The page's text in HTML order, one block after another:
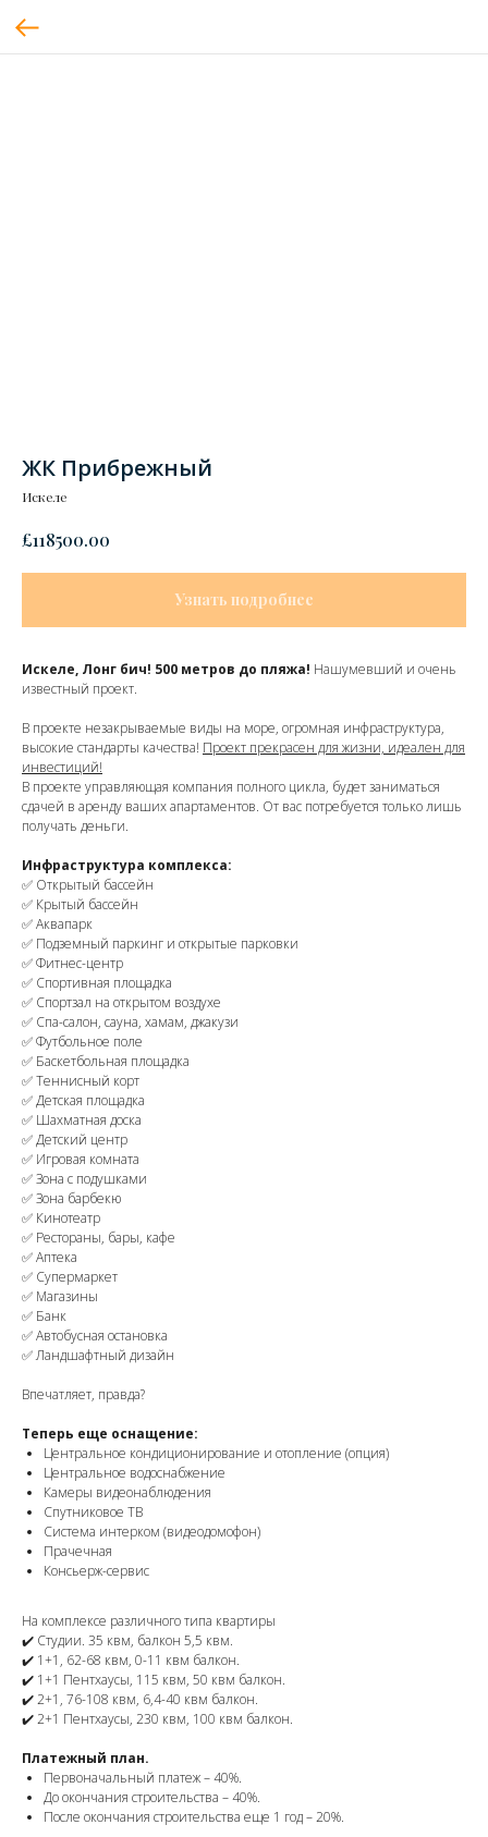
ЖК Прибрежный
Искеле
£118500.00
Узнать подробнее
Искеле, Лонг бич! 500 метров до пляжа! Нашумевший и очень
известный проект.
В проекте незакрываемые виды на море, огромная инфраструктура,
высокие стандарты качества! Проект прекрасен для жизни, идеален для
инвестиций!
В проекте управляющая компания полного цикла, будет заниматься
сдачей в аренду ваших апартаментов. От вас потребуется только лишь
получать деньги.
Инфраструктура комплекса:
✅ Открытый бассейн
✅ Крытый бассейн
✅ Аквапарк
✅ Подземный паркинг и открытые парковки
✅ Фитнес-центр
✅ Спортивная площадка
✅ Спортзал на открытом воздухе
✅ Спа-салон, сауна, хамам, джакузи
✅ Футбольное поле
✅ Баскетбольная площадка
✅ Теннисный корт
✅ Детская площадка
✅ Шахматная доска
✅ Детский центр
✅ Игровая комната
✅ Зона с подушками
✅ Зона барбекю
✅ Кинотеатр
✅ Рестораны, бары, кафе
✅ Аптека
✅ Супермаркет
✅ Магазины
✅ Банк
✅ Автобусная остановка
✅ Ландшафтный дизайн
Впечатляет, правда?
Теперь еще оснащение:
Центральное кондиционирование и отопление (опция)
Центральное водоснабжение
Камеры видеонаблюдения
Спутниковое ТВ
Система интерком (видеодомофон)
Прачечная
Консьерж-сервис
На комплексе различного типа квартиры
✔️ Студии. 35 квм, балкон 5,5 квм.
✔️ 1+1, 62-68 квм, 0-11 квм балкон.
✔️ 1+1 Пентхаусы, 115 квм, 50 квм балкон.
✔️ 2+1, 76-108 квм, 6,4-40 квм балкон.
✔️ 2+1 Пентхаусы, 230 квм, 100 квм балкон.
Платежный план.
Первоначальный платеж – 40%.
До окончания строительства – 40%.
После окончания строительства еще 1 год – 20%.